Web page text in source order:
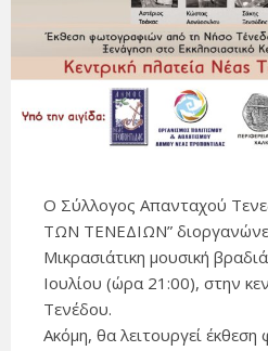
Ο Σύλλογος Απανταχού
ΤΩΝ ΤΕΝΕΔΙΩΝ”
Μικρασιάτικη μουσική
Ιουλίου (ώρα 21:00), στην
Τενέδου.
Ακόμη, θα λειτουργεί